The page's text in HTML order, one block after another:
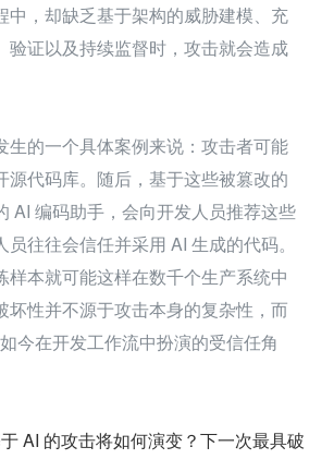
中，却缺乏基于架构的威胁建模、充
验证以及持续监督时，攻击就会造成
生的一个具体案例来说：攻击者可能
源代码库。随后，基于这些被篡改的
AI 编码助手，会向开发人员推荐这些
往往会信任并采用 AI 生成的代码。
样本就可能这样在数千个生产系统中
坏性并不源于攻击本身的复杂性，而
今在开发工作流中扮演的受信任角
AI 的攻击将如何演变？下一次最具破